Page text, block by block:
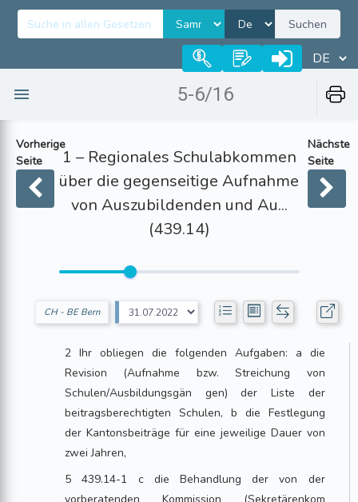
Suchen
5-6/16
Vorherige
Seite
1 – Regionales Schulabkommen
über die gegenseitige Aufnahme
von Auszubildenden und Au...
(439.14)
Nächste
Seite
CH - BE Bern
2 Ihr obliegen die folgenden Aufgaben: a die
Revision (Aufnahme bzw. Streichung von
Schulen/Ausbildungsgän gen) der Liste der
beitragsberechtigten Schulen, b die Festlegung
der Kantonsbeiträge für eine jeweilige Dauer von
zwei Jahren,
5 439.14-1 c die Behandlung der von der